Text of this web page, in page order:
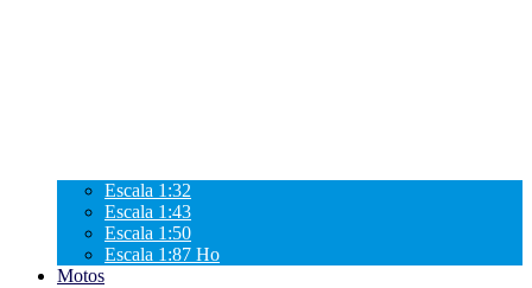
Escala 1:32
Escala 1:43
Escala 1:50
Escala 1:87 Ho
Motos